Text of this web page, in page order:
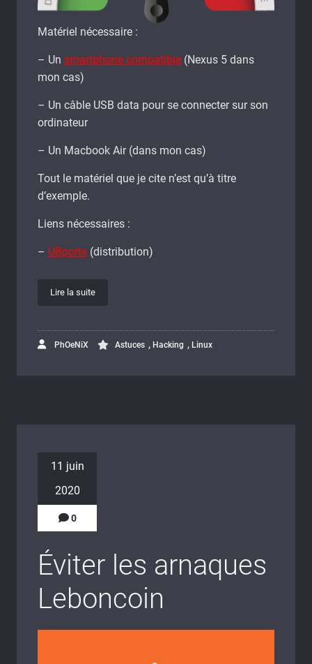
Matériel nécessaire :
– Un smartphone compatible (Nexus 5 dans
mon cas)
– Un câble USB data pour se connecter sur son
ordinateur
– Un Macbook Air (dans mon cas)
Tout le matériel que je cite n’est qu’à titre
d’exemple.
Liens nécessaires :
– UBports (distribution)
Lire la suite
PhOeNiX Astuces , Hacking , Linux
11 juin
2020
0
Éviter les arnaques
Leboncoin